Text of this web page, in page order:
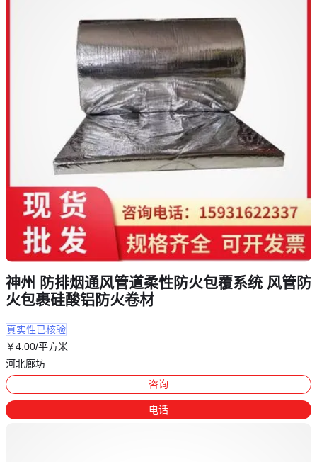
神州 防排烟通风管道柔性防火包覆系统 风管防
火包裹硅酸铝防火卷材
真实性已核验
￥4 .00/平方米
河北廊坊
咨询
电话